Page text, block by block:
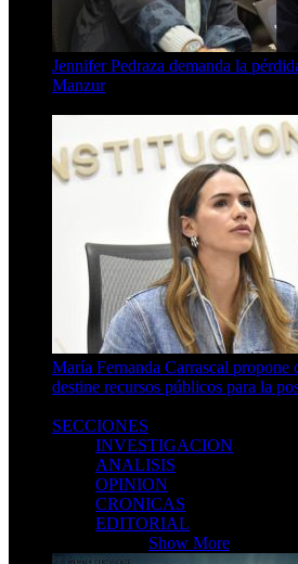
Jennifer Pedraza demanda la
Manzur
María Fernanda Carrascal propone
destine recursos públicos para la
SECCIONES
INVESTIGACION
ANALISIS
OPINION
CRONICAS
EDITORIAL
Show More